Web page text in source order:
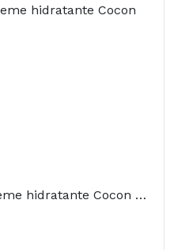
A-Derma Bebé Primal creme hidratante Cocon 100ml